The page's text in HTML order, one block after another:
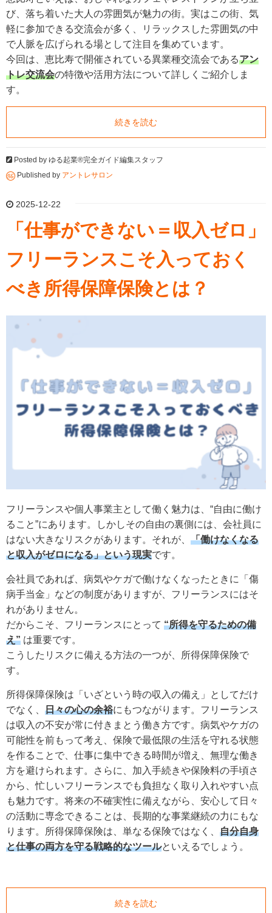
び、落ち着いた大人の雰囲気が魅力の街。実はこの街、気
軽に参加できる交流会が多く、リラックスした雰囲気の中
で人脈を広げられる場として注目を集めています。
今回は、恵比寿で開催されている異業種交流会であるアン
トレ交流会の特徴や活用方法について詳しくご紹介しま
す。
続きを読む
Posted by ゆる起業®完全ガイド編集スタッフ
Published by アントレサロン
2025-12-22
「仕事ができない＝収入ゼロ」
フリーランスこそ入っておく
べき所得保障保険とは？
フリーランスや個人事業主として働く魅力は、“自由に働け
ること”にあります。しかしその自由の裏側には、会社員に
はない大きなリスクがあります。それが、 「働けなくなる
と収入がゼロになる」という現実です。
会社員であれば、病気やケガで働けなくなったときに「傷
病手当金」などの制度がありますが、フリーランスにはそ
れがありません。
だからこそ、フリーランスにとって “所得を守るための備
え” は重要です。
こうしたリスクに備える方法の一つが、所得保障保険で
す。
所得保障保険は「いざという時の収入の備え」としてだけ
でなく、 日々の心の余裕にもつながります。フリーランス
は収入の不安が常に付きまとう働き方です。病気やケガの
可能性を前もって考え、保険で最低限の生活を守れる状態
を作ることで、仕事に集中できる時間が増え、無理な働き
方を避けられます。さらに、加入手続きや保険料の手頃さ
から、忙しいフリーランスでも負担なく取り入れやすい点
も魅力です。将来の不確実性に備えながら、安心して日々
の活動に専念できることは、長期的な事業継続の力にもな
ります。所得保障保険は、単なる保険ではなく、 自分自身
と仕事の両方を守る戦略的なツールといえるでしょう。
続きを読む